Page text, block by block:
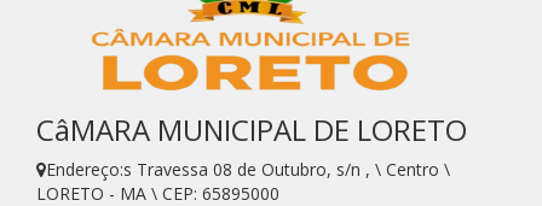
CâMARA MUNICIPAL DE LORETO
Endereço:s Travessa 08 de Outubro, s/n , \ Centro \
LORETO - MA \ CEP: 65895000